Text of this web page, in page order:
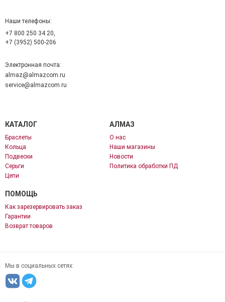
Наши телефоны:
+7 800 250 34 20,
+7 (3952) 500-206
Электронная почта:
almaz@almazcom.ru
service@almazcom.ru
КАТАЛОГ
Браслеты
Кольца
Подвески
Серьги
Цепи
АЛМАЗ
О нас
Наши магазины
Новости
Политика обработки ПД
ПОМОЩЬ
Как зарезервировать заказ
Гарантии
Возврат товаров
Мы в социальных сетях: